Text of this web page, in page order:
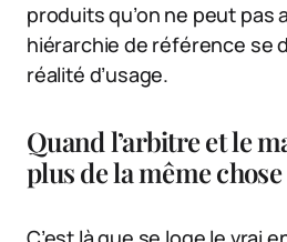
produits qu’on ne peut pas
hiérarchie de référence se
réalité d’usage.
Quand l’arbitre et le
plus de la même chose